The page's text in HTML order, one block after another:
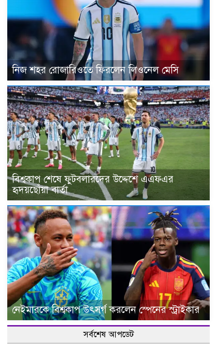
নিজ শহর রোজারিওতে ফিরলেন লিওনেল মেসি
বিশ্বকাপ শেষে ফুটবলারদের উদ্দেশে এএফএর
হৃদয়ছোঁয়া বার্তা
নেইমারকে বিশ্বকাপ উৎসর্গ করলেন স্পেনের স্ট্রাইকার
সর্বশেষ আপডেট